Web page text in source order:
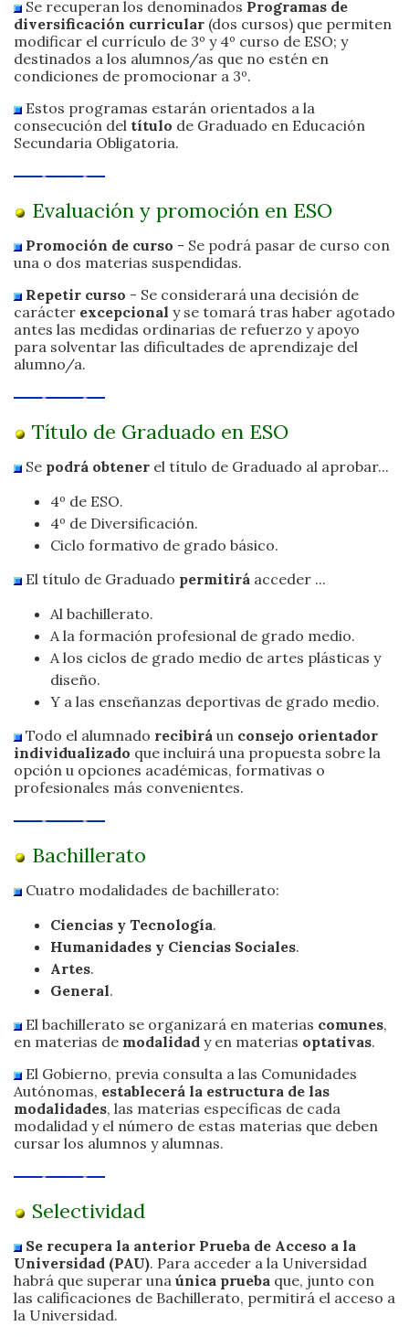
Se recuperan los denominados Programas de
diversificación curricular (dos cursos) que permiten
modificar el currículo de 3º y 4º curso de ESO; y
destinados a los alumnos/as que no estén en
condiciones de promocionar a 3º.
Estos programas estarán orientados a la
consecución del título de Graduado en Educación
Secundaria Obligatoria.
Evaluación y promoción en ESO
Promoción de curso - Se podrá pasar de curso con
una o dos materias suspendidas.
Repetir curso - Se considerará una decisión de
carácter excepcional y se tomará tras haber agotado
antes las medidas ordinarias de refuerzo y apoyo
para solventar las dificultades de aprendizaje del
alumno/a.
Título de Graduado en ESO
Se podrá obtener el título de Graduado al aprobar...
4º de ESO.
4º de Diversificación.
Ciclo formativo de grado básico.
El título de Graduado permitirá acceder ...
Al bachillerato.
A la formación profesional de grado medio.
A los ciclos de grado medio de artes plásticas y
diseño.
Y a las enseñanzas deportivas de grado medio.
Todo el alumnado recibirá un consejo orientador
individualizado que incluirá una propuesta sobre la
opción u opciones académicas, formativas o
profesionales más convenientes.
Bachillerato
Cuatro modalidades de bachillerato:
Ciencias y Tecnología.
Humanidades y Ciencias Sociales.
Artes.
General.
El bachillerato se organizará en materias comunes,
en materias de modalidad y en materias optativas.
El Gobierno, previa consulta a las Comunidades
Autónomas, establecerá la estructura de las
modalidades, las materias específicas de cada
modalidad y el número de estas materias que deben
cursar los alumnos y alumnas.
Selectividad
Se recupera la anterior Prueba de Acceso a la
Universidad (PAU). Para acceder a la Universidad
habrá que superar una única prueba que, junto con
las calificaciones de Bachillerato, permitirá el acceso a
la Universidad.